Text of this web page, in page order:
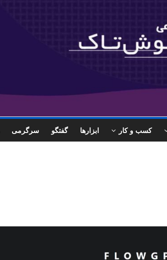
کسب و کار ابزارها گفتگو سرگرمی